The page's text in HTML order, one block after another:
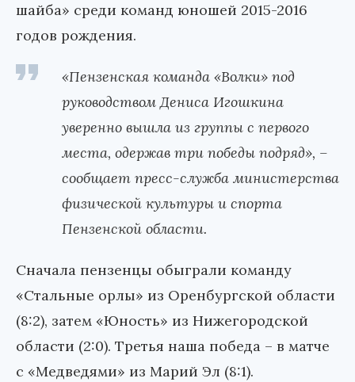
шайба» среди команд юношей 2015-2016
годов рождения.
«Пензенская команда «Волки» под
руководством Дениса Игошкина
уверенно вышла из группы с первого
места, одержав три победы подряд», –
сообщает пресс-служба министерства
физической культуры и спорта
Пензенской области.
Сначала пензенцы обыграли команду
«Стальные орлы» из Оренбургской области
(8:2), затем «Юность» из Нижегородской
области (2:0). Третья наша победа – в матче
с «Медведями» из Марий Эл (8:1).